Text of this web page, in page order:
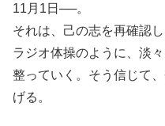
11月1日──。
それは、己の志を再確認
ラジオ体操のように、淡
整っていく。そう信じて
げる。